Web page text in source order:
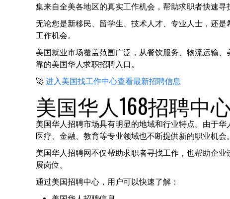
集来自全美各地区的真实工作机会，帮助求职者快速寻
无论您是新移民、留学生、技术人才、专业人士，还
工作机会。
美国就业市场覆盖范围广泛，从餐饮服务、物流运输
靠的美国华人求职招聘入口。
🚀 进入美国找工作中心查看最新招聘信息
美国华人168招聘中
美国华人招聘市场具有明显的地域和行业特点。由于
医疗、金融、教育等专业领域也不断提供新的职业机会。
美国华人招聘网不仅帮助求职者寻找工作，也帮助企
展岗位。
通过美国招聘中心，用户可以快速了解：